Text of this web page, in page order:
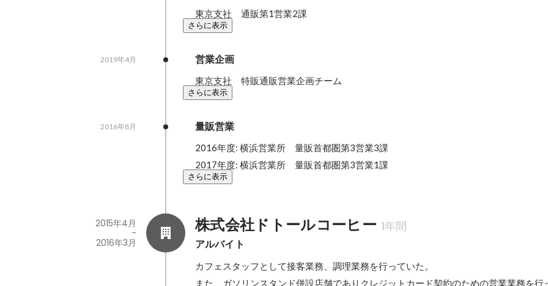
東京支社　通販第1営業2課
さらに表示
営業企画
2019年4月
東京支社　特販通販営業企画チーム
さらに表示
量販営業
2016年8月
2016年度: 横浜営業所　量販首都圏第3営業3課
2017年度: 横浜営業所　量販首都圏第3営業1課
さらに表示
株式会社ドトールコーヒー 1年間
アルバイト
2015年4月
-
2016年3月
カフェスタッフとして接客業務、調理業務を行っていた。
また、ガソリンスタンド併設店舗でありクレジットカード契約のための営業業務を行